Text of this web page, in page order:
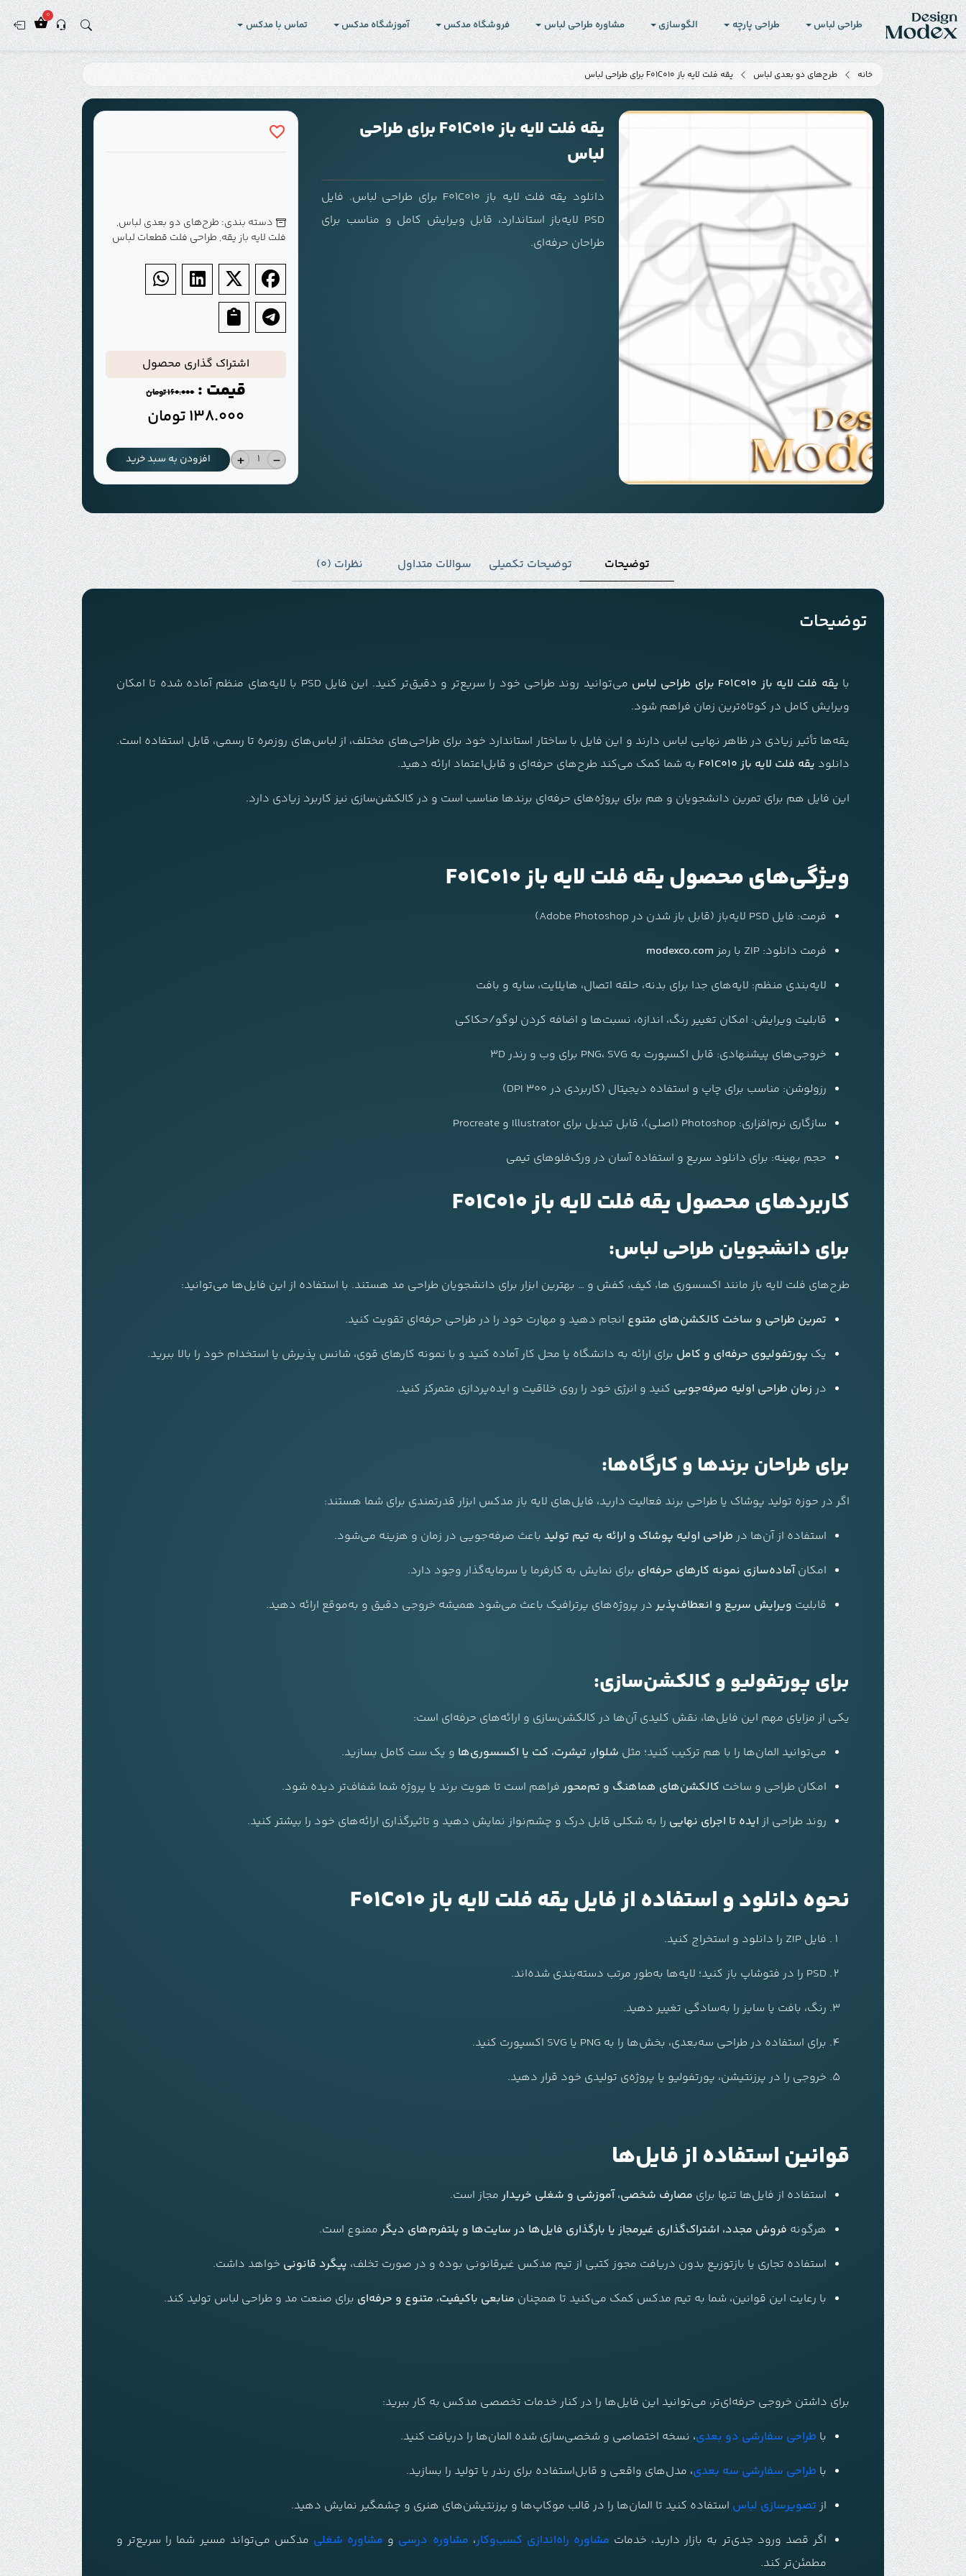
طراحی لباس طراحی پارچه الگوسازی مشاوره طراحی لباس فروشگاه مدکس آموزشگاه مدکس تماس با مدکس
0
خانه طرح‌های دو بعدی لباس یقه فلت لایه باز F01C010 برای طراحی لباس
یقه فلت لایه باز F01C010 برای طراحی
لباس
دانلود یقه فلت لایه باز F01C010 برای طراحی لباس. فایل
PSD لایه‌باز استاندارد، قابل ویرایش کامل و مناسب برای
طراحان حرفه‌ای.
دسته بندی: طرح‌های دو بعدی لباس,
فلت لایه باز یقه, طراحی فلت قطعات لباس
اشتراک گذاری محصول
قیمت :160.000تومان
138.000تومان
-
+ افزودن به سبد خرید
توضیحات توضیحات تکمیلی سوالات متداول نظرات (0)
توضیحات
با یقه فلت لایه باز F01C010 برای طراحی لباس
می‌توانید روند طراحی خود را سریع‌تر و دقیق‌تر کنید. این فایل PSD با لایه‌های منظم آماده شده تا امکان
ویرایش کامل در کوتاه‌ترین زمان فراهم شود.
یقه‌ها تأثیر زیادی در ظاهر نهایی لباس دارند و این فایل با ساختار استاندارد خود برای طراحی‌های مختلف، از لباس‌های روزمره تا رسمی، قابل استفاده است.
دانلود یقه فلت لایه باز F01C010
به شما کمک می‌کند طرح‌های حرفه‌ای و قابل‌اعتماد ارائه دهید.
این فایل هم برای تمرین دانشجویان و هم برای پروژه‌های حرفه‌ای برندها مناسب است و در کالکشن‌سازی نیز کاربرد زیادی دارد.
ویژگی‌های محصول یقه فلت لایه باز F01C010
فرمت: فایل PSD لایه‌باز (قابل باز شدن در Adobe Photoshop)
فرمت دانلود:
modexco.com
لایه‌بندی منظم: لایه‌های جدا برای بدنه، حلقه اتصال، هایلایت، سایه و بافت
قابلیت ویرایش: امکان تغییر رنگ، اندازه، نسبت‌ها و اضافه کردن لوگو/حکاکی
خروجی‌های پیشنهادی: قابل اکسپورت به PNG، SVG برای وب و رندر 3D
رزولوشن: مناسب برای چاپ و استفاده دیجیتال (کاربردی در 300 DPI)
سازگاری نرم‌افزاری: Photoshop (اصلی)، قابل تبدیل برای Illustrator و Procreate
حجم بهینه: برای دانلود سریع و استفاده آسان در ورک‌فلوهای تیمی
کاربردهای محصول یقه فلت لایه باز F01C010
برای دانشجویان طراحی لباس:
طرح‌های فلت لایه باز مانند اکسسوری ها٬ کیف٬ کفش و … بهترین ابزار برای دانشجویان طراحی مد هستند. با استفاده از این فایل‌ها می‌توانید:
تمرین طراحی و ساخت کالکشن‌های متنوع انجام دهید و مهارت خود را در طراحی حرفه‌ای تقویت کنید.
یک پورتفولیوی حرفه‌ای و کامل برای ارائه به دانشگاه یا محل کار آماده کنید و با نمونه کارهای قوی، شانس پذیرش یا استخدام خود را بالا ببرید.
در زمان طراحی اولیه صرفه‌جویی کنید و انرژی خود را روی خلاقیت و ایده‌پردازی متمرکز کنید.
برای طراحان برندها و کارگاه‌ها:
اگر در حوزه تولید پوشاک یا طراحی برند فعالیت دارید، فایل‌های لایه باز مدکس ابزار قدرتمندی برای شما هستند:
استفاده از آن‌ها در طراحی اولیه پوشاک و ارائه به تیم تولید باعث صرفه‌جویی در زمان و هزینه می‌شود.
امکانآماده‌سازی نمونه کارهای حرفه‌ای برای نمایش به کارفرما یا سرمایه‌گذار وجود دارد.
قابلیت ویرایش سریع و انعطاف‌پذیر در پروژه‌های پرترافیک باعث می‌شود همیشه خروجی دقیق و به‌موقع ارائه دهید.
برای پورتفولیو و کالکشن‌سازی:
یکی از مزایای مهم این فایل‌ها، نقش کلیدی آن‌ها در کالکشن‌سازی و ارائه‌های حرفه‌ای است:
می‌توانید المان‌ها را با هم ترکیب کنید؛ مثل شلوار، تیشرت، کت یا اکسسوری‌ها و یک ست کامل بسازید.
امکان طراحی و ساخت کالکشن‌های هماهنگ و تم‌محور فراهم است تا هویت برند یا پروژه شما شفاف‌تر دیده شود.
روند طراحی از ایده تا اجرای نهایی را به شکلی قابل درک و چشم‌نواز نمایش دهید و تاثیرگذاری ارائه‌های خود را بیشتر کنید.
نحوه دانلود و استفاده از فایل یقه فلت لایه باز F01C010
فایل ZIP را دانلود و استخراج کنید.
PSD را در فتوشاپ باز کنید؛ لایه‌ها به‌طور مرتب دسته‌بندی شده‌اند.
رنگ، بافت یا سایز را به‌سادگی تغییر دهید.
برای استفاده در طراحی سه‌بعدی، بخش‌ها را به PNG یا SVG اکسپورت کنید.
خروجی را در پرزنتیشن، پورتفولیو یا پروژه‌ی تولیدی خود قرار دهید.
قوانین استفاده از فایل‌ها
استفاده از فایل‌ها تنها برای مصارف شخصی، آموزشی و شغلی خریدار مجاز است.
هرگونه فروش مجدد، اشتراک‌گذاری غیرمجاز یا بارگذاری فایل‌ها در سایت‌ها و پلتفرم‌های دیگر ممنوع است.
استفاده تجاری یا بازتوزیع بدون دریافت مجوز کتبی از تیم مدکس غیرقانونی بوده و در صورت تخلف، پیگرد قانونی خواهد داشت.
با رعایت این قوانین، شما به تیم مدکس کمک می‌کنید تا همچنان منابعی باکیفیت، متنوع و حرفه‌ای برای صنعت مد و طراحی لباس تولید کند.
برای داشتن خروجی حرفه‌ای‌تر، می‌توانید این فایل‌ها را در کنار خدمات تخصصی مدکس به کار ببرید:
با طراحی سفارشی دو بعدی، نسخه اختصاصی و شخصی‌سازی شده المان‌ها را دریافت کنید.
با طراحی سفارشی سه بعدی، مدل‌های واقعی و قابل‌استفاده برای رندر یا تولید را بسازید.
از تصویرسازی لباس استفاده کنید تا المان‌ها را در قالب موکاپ‌ها و پرزنتیشن‌های هنری و چشمگیر نمایش دهید.
اگر قصد ورود جدی‌تر به بازار دارید، خدمات مشاوره راه‌اندازی کسب‌وکار، مشاوره درسی و مشاوره شغلی مدکس می‌تواند مسیر شما را سریع‌تر و
مطمئن‌تر کند.